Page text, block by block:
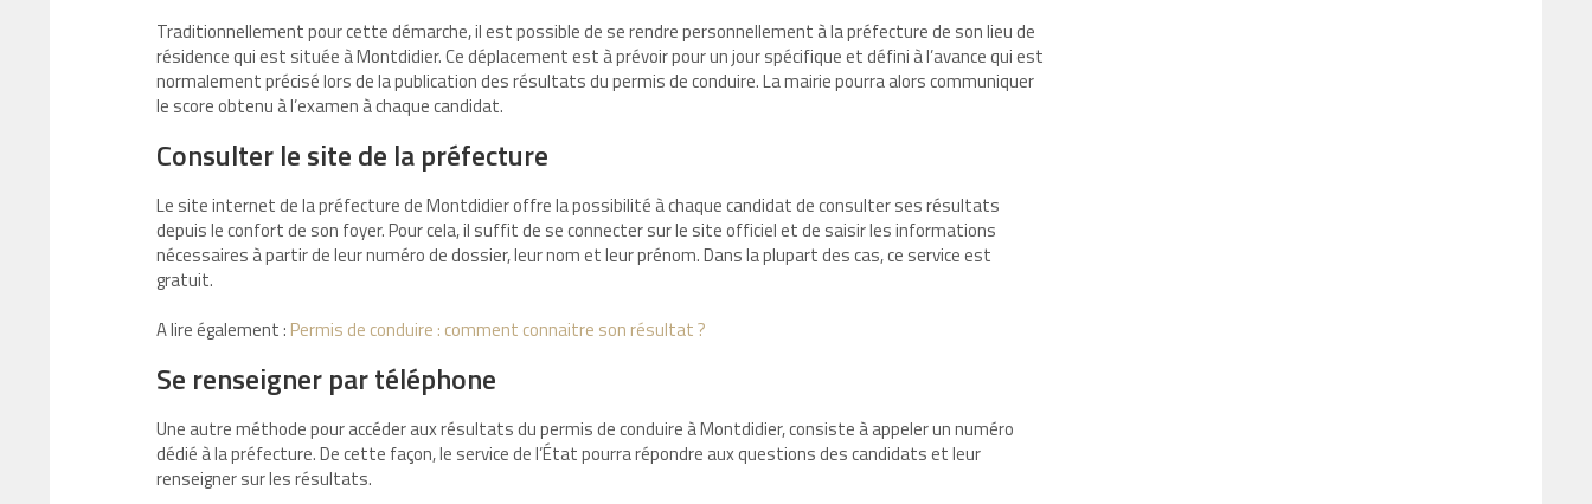
Traditionnellement pour cette démarche, il est possible de se rendre personnellement à la préfecture de son lieu de
résidence qui est située à Montdidier. Ce déplacement est à prévoir pour un jour spécifique et défini à l’avance qui est
normalement précisé lors de la publication des résultats du permis de conduire. La mairie pourra alors communiquer
le score obtenu à l’examen à chaque candidat.
Consulter le site de la préfecture
Le site internet de la préfecture de Montdidier offre la possibilité à chaque candidat de consulter ses résultats
depuis le confort de son foyer. Pour cela, il suffit de se connecter sur le site officiel et de saisir les informations
nécessaires à partir de leur numéro de dossier, leur nom et leur prénom. Dans la plupart des cas, ce service est
gratuit.
A lire également : Permis de conduire : comment connaitre son résultat ?
Se renseigner par téléphone
Une autre méthode pour accéder aux résultats du permis de conduire à Montdidier, consiste à appeler un numéro
dédié à la préfecture. De cette façon, le service de l’État pourra répondre aux questions des candidats et leur
renseigner sur les résultats.